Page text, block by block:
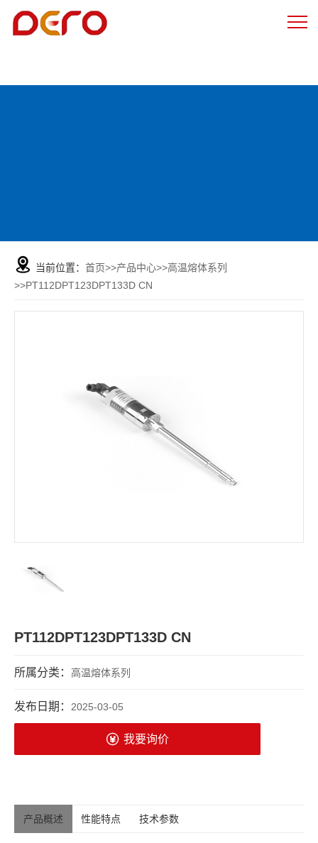
当前位置： 首页>>产品中心>>高温熔体系列
>>PT112DPT123DPT133D CN
PT112DPT123DPT133D CN
所属分类： 高温熔体系列
发布日期： 2025-03-05
我要询价
产品概述 性能特点 技术参数